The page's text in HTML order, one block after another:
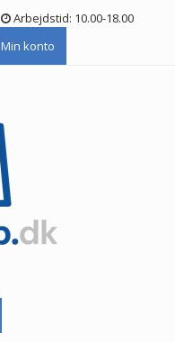
Arbejdstid: 10.00-18.00
Min konto